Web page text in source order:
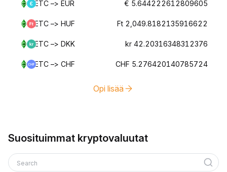
ETC –> EUR € 5.644222612809605
ETC –> HUF Ft 2,049.8182135916622
ETC –> DKK kr 42.20316348312376
ETC –> CHF CHF 5.276420140785724
Opi lisää
Suosituimmat kryptovaluutat
Search